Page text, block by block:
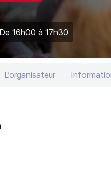
De 16h00 à 17h30
L’organisateur